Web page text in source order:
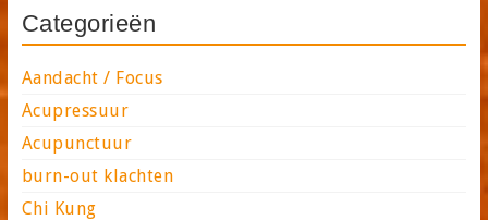
Categorieën
Aandacht / Focus
Acupressuur
Acupunctuur
burn-out klachten
Chi Kung